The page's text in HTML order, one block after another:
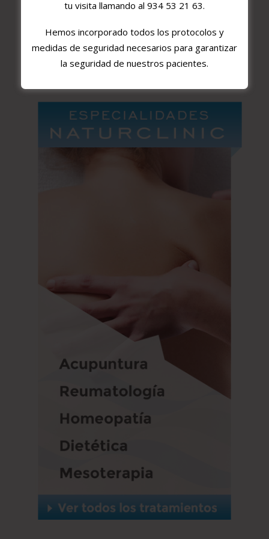
embargo, no se interesan por nada más ya que no se
dijéramos que es un tratamiento más rápido y
duradero que […]
tu visita llamando al 934 53 21 63.
Hemos incorporado todos los protocolos y
medidas de seguridad necesarios para garantizar
la seguridad de nuestros pacientes.